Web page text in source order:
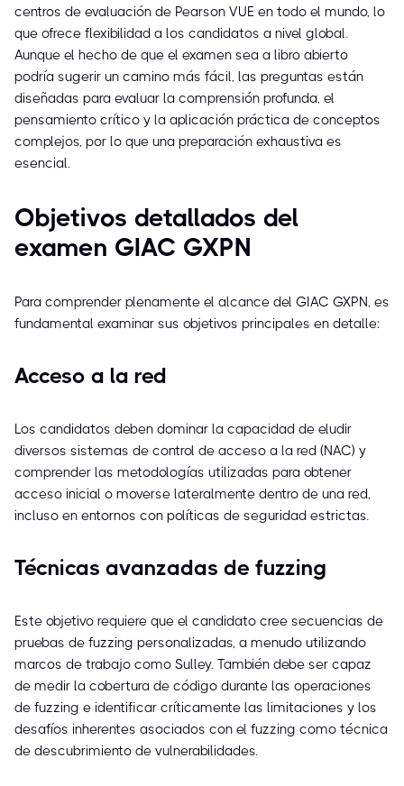
centros de evaluación de Pearson VUE en todo el mundo, lo
que ofrece flexibilidad a los candidatos a nivel global.
Aunque el hecho de que el examen sea a libro abierto
podría sugerir un camino más fácil, las preguntas están
diseñadas para evaluar la comprensión profunda, el
pensamiento crítico y la aplicación práctica de conceptos
complejos, por lo que una preparación exhaustiva es
esencial.
Objetivos detallados del
examen GIAC GXPN
Para comprender plenamente el alcance del GIAC GXPN, es
fundamental examinar sus objetivos principales en detalle:
Acceso a la red
Los candidatos deben dominar la capacidad de eludir
diversos sistemas de control de acceso a la red (NAC) y
comprender las metodologías utilizadas para obtener
acceso inicial o moverse lateralmente dentro de una red,
incluso en entornos con políticas de seguridad estrictas.
Técnicas avanzadas de fuzzing
Este objetivo requiere que el candidato cree secuencias de
pruebas de fuzzing personalizadas, a menudo utilizando
marcos de trabajo como Sulley. También debe ser capaz
de medir la cobertura de código durante las operaciones
de fuzzing e identificar críticamente las limitaciones y los
desafíos inherentes asociados con el fuzzing como técnica
de descubrimiento de vulnerabilidades.